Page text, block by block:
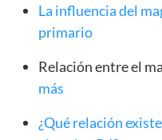
La influencia del
primario
Relación entre el
más
¿Qué relación